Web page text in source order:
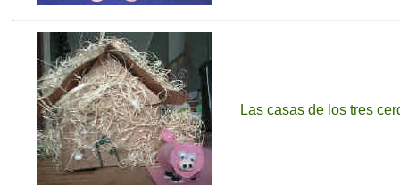
Las casas de los tres